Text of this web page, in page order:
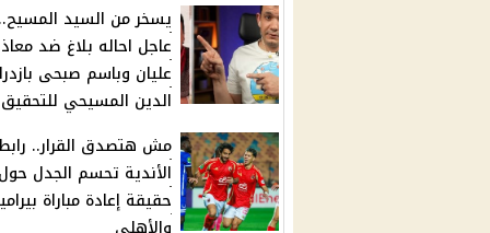
يسخر من السيد
عاجل احاله بلاغ ضد معاذ
عليان وباسم صبحى
الدين المسيحي للتحقيق
مش هتصدق القرار..
الأندية تحسم الجدل
حقيقة إعادة مباراة